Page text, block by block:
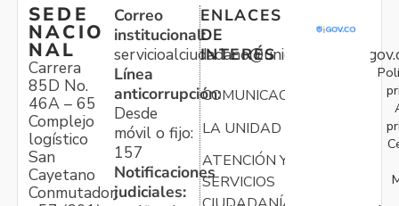
SEDE
NACIO
NAL
Carrera
85D No.
46A – 65
Complejo
logístico
San
Cayetano
Conmutador:
Correo
institucional:
Línea
anticorrupción:
Desde
móvil o fijo:
157
Notificaciones
judiciales:
ENLACES
DE
INTERÉS
COMUNICACIONES
LA UNIDAD
ATENCIÓN Y
SERVICIOS